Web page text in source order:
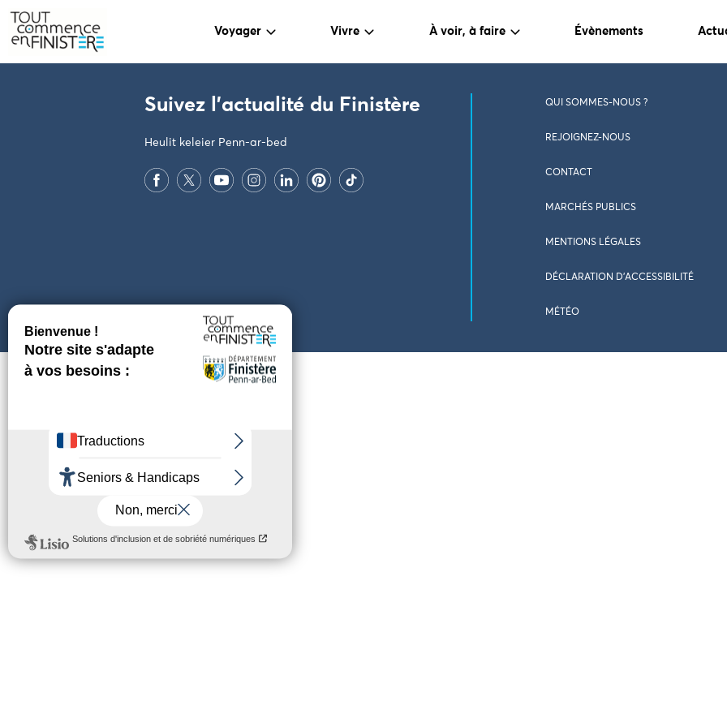
Voyager Vivre À voir, à faire Évènements
PARAMÈTRES DES COOKIES
Suivez l'actualité du Finistère
Heulit keleier Penn-ar-bed
QUI SOMMES-NOUS ?
REJOIGNEZ-NOUS
CONTACT
MARCHÉS PUBLICS
MENTIONS LÉGALES
DÉCLARATION D’ACCESSIBILITÉ
MÉTÉO